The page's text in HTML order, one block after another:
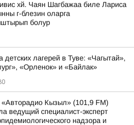
хй. Чаян Шагбажаа биле Лариса
г-блезин оларга
болур
детских лагерей в Туве: «Чагытай»,
«Орленок» и «Байлак»
Кызыл» (101,9 FM)
ведущий специалист-эксперт
надзора и